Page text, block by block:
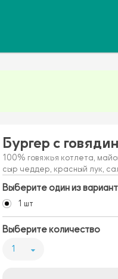
Бургер с
100% говяжья котлета,
сыр чеддер, красный лук,
Выберите один из
1 шт
Выберите количество
1